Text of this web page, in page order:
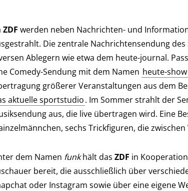
ZDF werden neben Nachrichten- und
Die zentrale Nachrichtensendung
Ablegern wie etwa dem heute-journal.
Comedy-Sendung mit dem Namen heute-show
größerer Veranstaltungen aus dem
aktuelle sportstudio. Im Sommer strahlt der
aus, die live übertragen wird. Eine
sechs Trickfiguren, die
dem Namen funkhält dasZDF in
bereit, die ausschließlich über
oder Instagram sowie über eine eigene